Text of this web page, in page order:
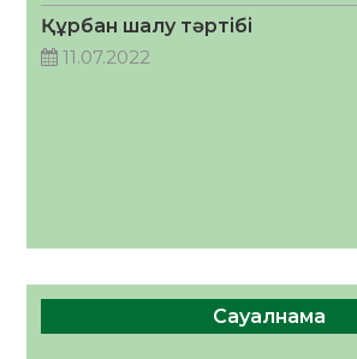
05.08.2026
Құрбан шалу тәртібі
11.07.2022
Сауалнама